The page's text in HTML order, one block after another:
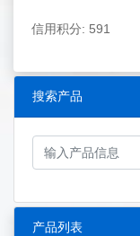
信用积分: 591
搜索产品
产品列表